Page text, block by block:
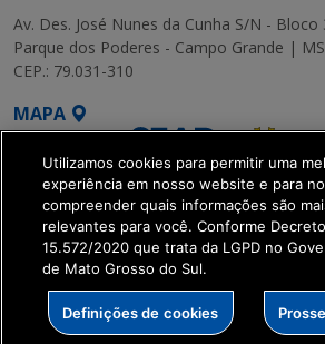
Av. Des. José Nunes da Cunha S/N - Bloco
Parque dos Poderes - Campo Grande | MS
CEP.: 79.031-310
MAPA
SETDIG | Secretaria-
Executiva de
Transformação Digital
Utilizamos cookies para permitir uma
experiência em nosso website e para
compreender quais informações são
relevantes para você. Conforme
15.572/2020 que trata da LGPD no
de Mato Grosso do Sul.
Definições de cookies